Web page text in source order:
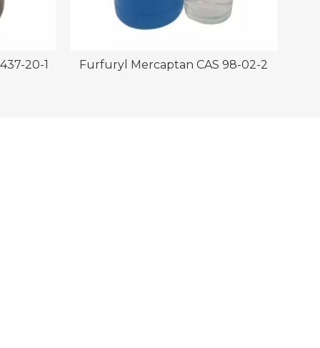
20-1 Furfuryl Mercaptan CAS 98-02-2